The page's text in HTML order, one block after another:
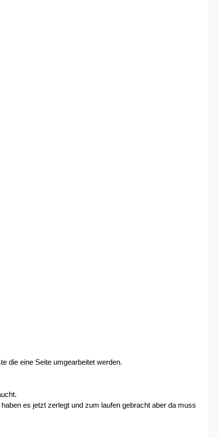
die eine Seite umgearbeitet werden.
es jetzt zerlegt und zum laufen gebracht aber da muss